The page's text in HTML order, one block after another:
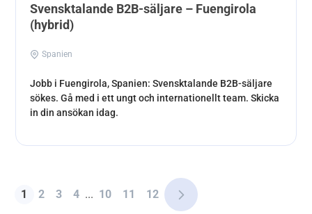
Svensktalande B2B-säljare – Fuengirola
(hybrid)
Spanien
Jobb i Fuengirola, Spanien: Svensktalande B2B-säljare
sökes. Gå med i ett ungt och internationellt team. Skicka
in din ansökan idag.
1 2 3 4 ... 10 11 12